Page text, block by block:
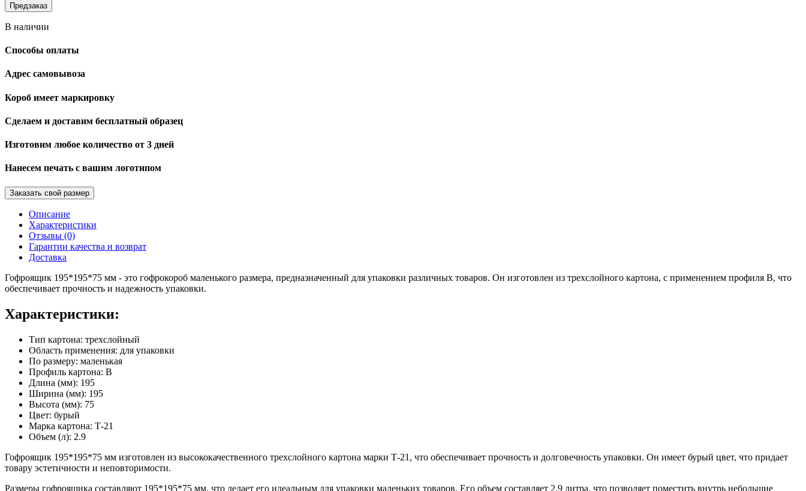
Предзаказ
В наличии
Способы оплаты
Адрес самовывоза
Короб имеет маркировку
Сделаем и доставим бесплатный образец
Изготовим любое количество от 3 дней
Нанесем печать с вашим логотипом
Заказать свой размер
Описание
Характеристики
Отзывы (0)
Гарантии качества и возврат
Доставка
Гофроящик 195*195*75 мм - это гофрокороб маленького размера, предназначенный для упаковки различных товаров. Он изготовлен из трехслойного картона, с применением профиля В, что
обеспечивает прочность и надежность упаковки.
Характеристики:
Тип картона: трехслойный
Область применения: для упаковки
По размеру: маленькая
Профиль картона: В
Длина (мм): 195
Ширина (мм): 195
Высота (мм): 75
Цвет: бурый
Марка картона: Т-21
Объем (л): 2.9
Гофроящик 195*195*75 мм изготовлен из высококачественного трехслойного картона марки Т-21, что обеспечивает прочность и долговечность упаковки. Он имеет бурый цвет, что придает
товару эстетичности и неповторимости.
Размеры гофроящика составляют 195*195*75 мм, что делает его идеальным для упаковки маленьких товаров. Его объем составляет 2.9 литра, что позволяет поместить внутрь небольшие